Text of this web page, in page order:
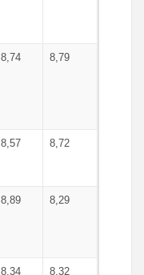
8,74 8,79
8,57 8,72
8,89 8,29
8,34 8,32